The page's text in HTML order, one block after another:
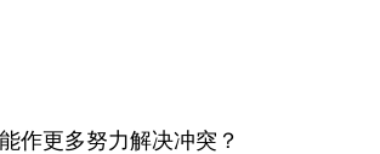
作更多努力解决冲突？